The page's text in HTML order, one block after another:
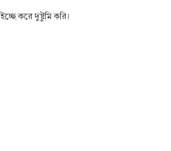
করে দুষ্টুমি করি।